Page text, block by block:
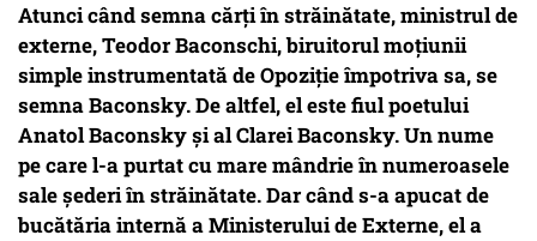
Atunci când semna cărți în străinătate, ministrul de
externe, Teodor Baconschi, biruitorul moțiunii
simple instrumentată de Opoziție împotriva sa, se
semna Baconsky. De altfel, el este fiul poetului
Anatol Baconsky și al Clarei Baconsky. Un nume
pe care l-a purtat cu mare mândrie în numeroasele
sale șederi în străinătate. Dar când s-a apucat de
bucătăria internă a Ministerului de Externe, el a